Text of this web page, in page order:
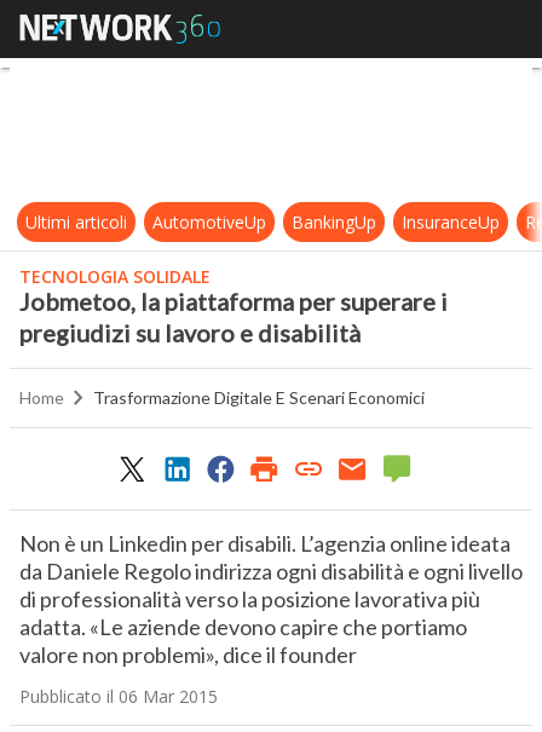
Jobmetoo, la piattaforma per
Ultimi articoli AutomotiveUp BankingUp InsuranceUp
TECNOLOGIA SOLIDALE
Jobmetoo, la piattaforma per superare i
pregiudizi su lavoro e disabilità
Home Trasformazione Digitale E Scenari Economici
Non è un Linkedin per disabili. L’agenzia online ideata
da Daniele Regolo indirizza ogni disabilità e ogni livello
di professionalità verso la posizione lavorativa più
adatta. «Le aziende devono capire che portiamo
valore non problemi», dice il founder
Pubblicato il 06 Mar 2015